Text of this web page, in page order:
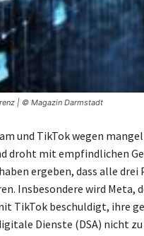
| © Magazin Darmstadt
und TikTok wegen
droht mit empfindlichen
ergeben, dass alle
Insbesondere wird Meta,
TikTok beschuldigt, ihre
Dienste (DSA) nicht